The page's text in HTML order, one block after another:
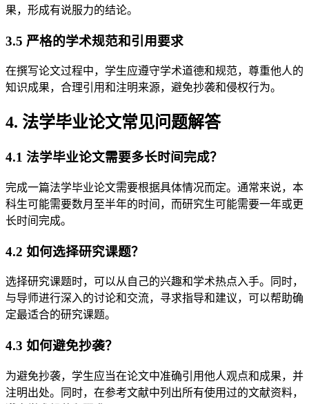
果，形成有说服力的结论。
3.5 严格的学术规范和引用要求
在撰写论文过程中，学生应遵守学术道德和规范，尊重他人的
知识成果，合理引用和注明来源，避免抄袭和侵权行为。
4. 法学毕业论文常见问题解答
4.1 法学毕业论文需要多长时间完成？
完成一篇法学毕业论文需要根据具体情况而定。通常来说，本
科生可能需要数月至半年的时间，而研究生可能需要一年或更
长时间完成。
4.2 如何选择研究课题？
选择研究课题时，可以从自己的兴趣和学术热点入手。同时，
与导师进行深入的讨论和交流，寻求指导和建议，可以帮助确
定最适合的研究课题。
4.3 如何避免抄袭？
为避免抄袭，学生应当在论文中准确引用他人观点和成果，并
注明出处。同时，在参考文献中列出所有使用过的文献资料，